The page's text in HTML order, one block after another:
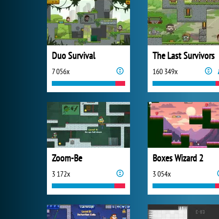
Duo Survival
7 056x
The Last Survivors
160 349x
Zoom-Be
3 172x
Boxes Wizard 2
3 054x